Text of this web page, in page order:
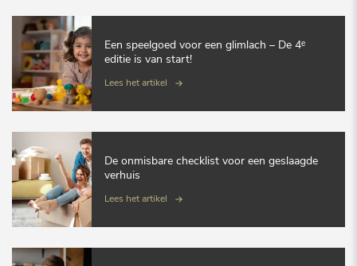
Een speelgoed voor een glimlach – De 4ᵉ
editie is van start!
Lees het artikel
De onmisbare checklist voor een geslaagde
verhuis
Lees het artikel